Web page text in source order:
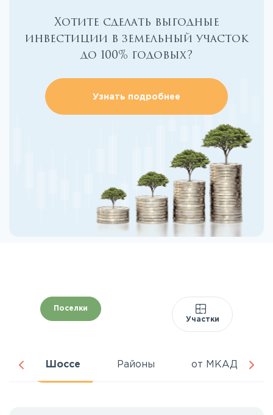
Хотите сделать выгодные
инвестиции в земельный участок
до 100% годовых?
Узнать подробнее
Поселки
Участки
Шоссе Районы от МКАД